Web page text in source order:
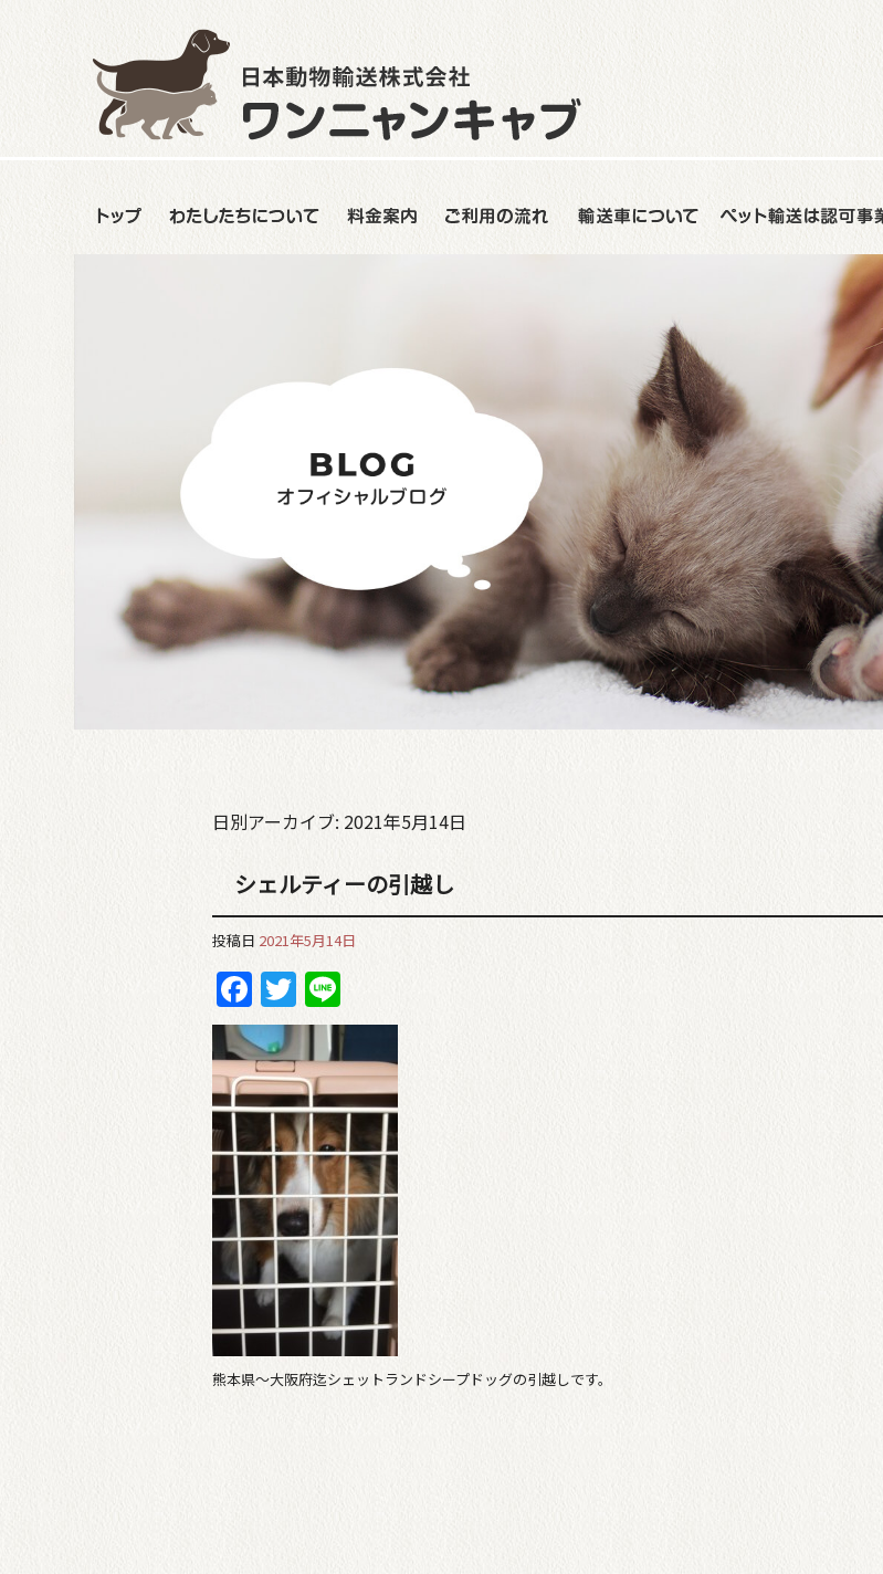
日別アーカイブ: 2021年5月14日
シェルティーの引越し
投稿日 2021年5月14日
Facebook
Twitter
熊本県〜大阪府迄シェットランドシープドッグの引越しです。